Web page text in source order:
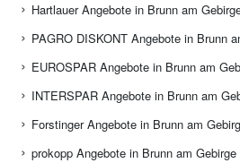
Hartlauer Angebote in Brunn am
PAGRO DISKONT Angebote in Brunn
EUROSPAR Angebote in Brunn am
INTERSPAR Angebote in Brunn am
Forstinger Angebote in Brunn am
prokopp Angebote in Brunn am Gebirge